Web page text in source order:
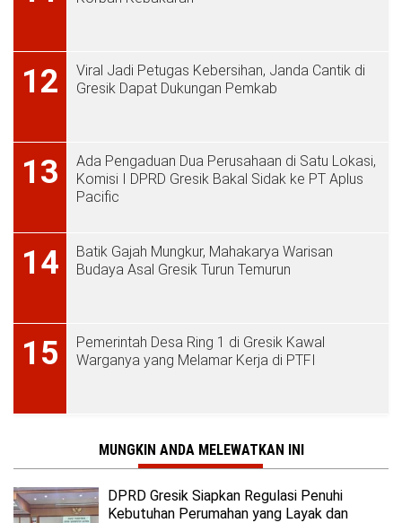
12
Viral Jadi Petugas Kebersihan, Janda Cantik di
Gresik Dapat Dukungan Pemkab
13
Ada Pengaduan Dua Perusahaan di Satu Lokasi,
Komisi I DPRD Gresik Bakal Sidak ke PT Aplus
Pacific
14
Batik Gajah Mungkur, Mahakarya Warisan
Budaya Asal Gresik Turun Temurun
15
Pemerintah Desa Ring 1 di Gresik Kawal
Warganya yang Melamar Kerja di PTFI
MUNGKIN ANDA MELEWATKAN INI
DPRD Gresik Siapkan Regulasi Penuhi
Kebutuhan Perumahan yang Layak dan